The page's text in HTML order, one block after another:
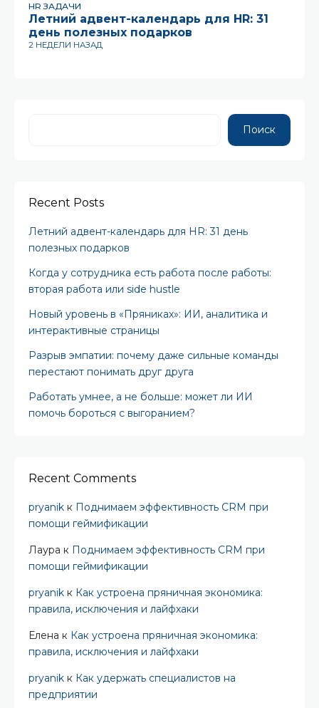
HR ЗАДАЧИ
Летний адвент-календарь для HR: 31
день полезных подарков
2 НЕДЕЛИ НАЗАД
Поиск
Recent Posts
Летний адвент-календарь для HR: 31 день
полезных подарков
Когда у сотрудника есть работа после работы:
вторая работа или side hustle
Новый уровень в «Пряниках»: ИИ, аналитика и
интерактивные страницы
Разрыв эмпатии: почему даже сильные команды
перестают понимать друг друга
Работать умнее, а не больше: может ли ИИ
помочь бороться с выгоранием?
Recent Comments
pryanik к Поднимаем эффективность CRM при
помощи геймификации
Лаура к Поднимаем эффективность CRM при
помощи геймификации
pryanik к Как устроена пряничная экономика:
правила, исключения и лайфхаки
Елена к Как устроена пряничная экономика:
правила, исключения и лайфхаки
pryanik к Как удержать специалистов на
предприятии